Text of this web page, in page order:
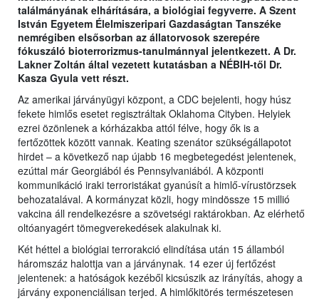
találmányának elhárítására, a biológiai fegyverre. A Szent
István Egyetem Élelmiszeripari Gazdaságtan Tanszéke
nemrégiben elsősorban az állatorvosok szerepére
fókuszáló bioterrorizmus-tanulmánnyal jelentkezett. A Dr.
Lakner Zoltán által vezetett kutatásban a NÉBIH-től Dr.
Kasza Gyula vett részt.
Az amerikai járványügyi központ, a CDC bejelenti, hogy húsz
fekete himlős esetet regisztráltak Oklahoma Cityben. Helyiek
ezrei özönlenek a kórházakba attól félve, hogy ők is a
fertőzöttek között vannak. Keating szenátor szükségállapotot
hirdet – a következő nap újabb 16 megbetegedést jelentenek,
ezúttal már Georgiából és Pennsylvaniából. A központi
kommunikáció iraki terroristákat gyanúsít a himlő-vírustörzsek
behozatalával. A kormányzat közli, hogy mindössze 15 millió
vakcina áll rendelkezésre a szövetségi raktárokban. Az elérhető
oltóanyagért tömegverekedések alakulnak ki.
Két héttel a biológiai terrorakció elindítása után 15 államból
háromszáz halottja van a járványnak. 14 ezer új fertőzést
jelentenek: a hatóságok kezéből kicsúszik az irányítás, ahogy a
járvány exponenciálisan terjed. A himlőkitörés természetesen